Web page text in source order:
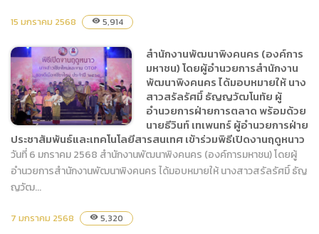
(องค์การมหาชน) ลงนาม
ระหว่าง สำนักงานพัฒนาพิง
คนคร (องค์การมหาชน) กับ
องค์การพิพิธภัณฑ์
วิทยาศาสตร์แห่งชาติ
15 มกราคม 2568 visibility 5,914
สำนักงานพัฒนาพิงคนคร
(องค์การมหาชน) โดยผู้
อำนวยการสำนักงานพัฒนา
พิงคนคร ได้มอบหมายให้ นาง
สำนักงานพัฒนาพิงคนคร (องค์การ
มหาชน) โดยผู้อำนวยการสำนักงาน
พัฒนาพิงคนคร ได้มอบหมายให้ นาง
สาวสรัลรัศมิ์ ธัญญวัฒโนทัย ผู้
อำนวยการฝ่ายการตลาด พร้อมด้วย
นายธีวินท์ เทเพนทร์ ผู้อำนวยการฝ่าย
ประชาสัมพันธ์และเทคโนโลยีสารสนเทศ เข้าร่วมพิธีเปิดงานฤดูหนาว
วันที่ 6 มกราคม 2568 สำนักงานพัฒนาพิงคนคร (องค์การมหาชน) โดยผู้
อำนวยการสำนักงานพัฒนาพิงคนคร ได้มอบหมายให้ นางสาวสรัลรัศมิ์ ธัญ
ญวัฒ...
7 มกราคม 2568 visibility 5,320